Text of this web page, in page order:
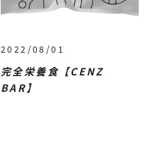
2022/08/01
完全栄養食【CENZ
BAR】